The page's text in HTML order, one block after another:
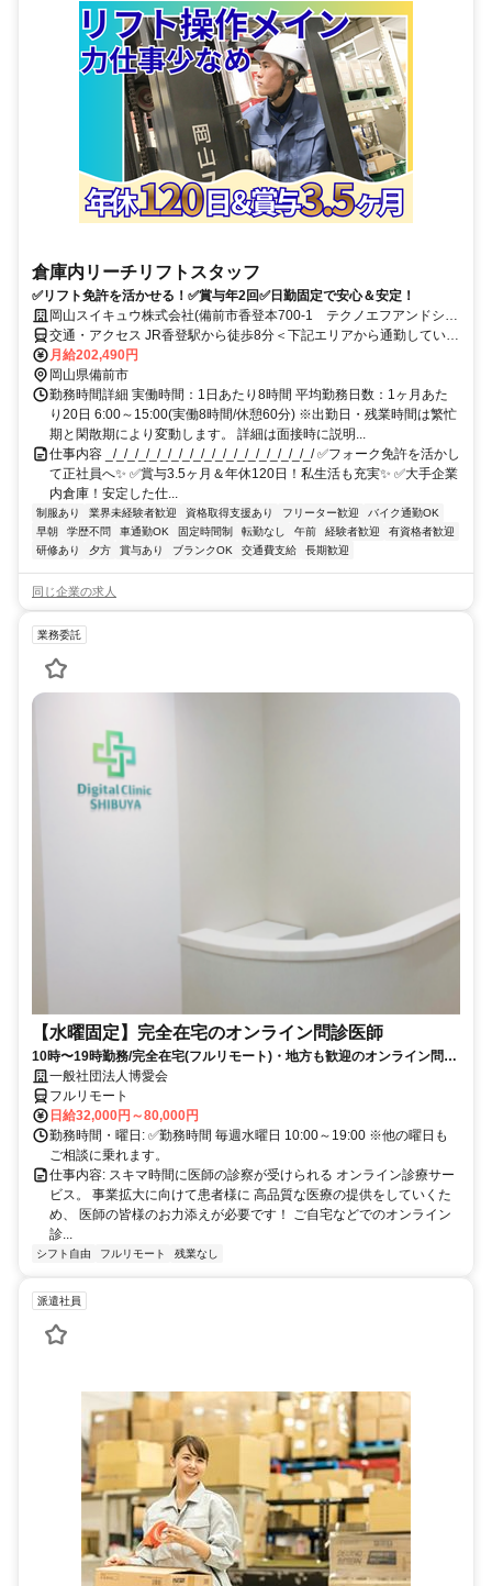
倉庫内リーチリフトスタッフ
✅リフト免許を活かせる！✅賞与年2回✅日勤固定で安心＆安定！
岡山スイキュウ株式会社(備前市香登本700-1 テクノエフアンドシー
(株)岡山工場内 当社倉庫)
交通・アクセス JR香登駅から徒歩8分＜下記エリアから通勤している
従業員も活躍中！＞備前市、瀬戸内市、和気町、岡山市東区、兵庫県
赤穂市など！
月給202,490円
岡山県備前市
勤務時間詳細 実働時間：1日あたり8時間 平均勤務日数：1ヶ月あた
り20日 6:00～15:00(実働8時間/休憩60分) ※出勤日・残業時間は繁忙
期と閑散期により変動します。 詳細は面接時に説明...
仕事内容 _/_/_/_/_/_/_/_/_/_/_/_/_/_/_/_/_/_/_/ ✅フォーク免許を活かし
て正社員へ✨ ✅賞与3.5ヶ月＆年休120日！私生活も充実✨ ✅大手企業
内倉庫！安定した仕...
制服あり 業界未経験者歓迎 資格取得支援あり フリーター歓迎
バイク通勤OK
早朝
学歴不問 車通勤OK 固定時間制 転勤なし 午前 経験者歓迎
有資格者歓迎
研修あり
夕方 賞与あり ブランクOK 交通費支給 長期歓迎
同じ企業の求人
業務委託
【水曜固定】完全在宅のオンライン問診医師
10時〜19時勤務/完全在宅(フルリモート)・地方も歓迎のオンライン問診
業務一般社団法人博愛会
フルリモート
日給32,000円～80,000円
勤務時間・曜日: ✅勤務時間 毎週水曜日 10:00～19:00 ※他の曜日も
ご相談に乗れます。
仕事内容: スキマ時間に医師の診察が受けられる オンライン診療サー
ビス。 事業拡大に向けて患者様に 高品質な医療の提供をしていくた
め、 医師の皆様のお力添えが必要です！ ご自宅などでのオンライン
診...
シフト自由 フルリモート 残業なし
派遣社員